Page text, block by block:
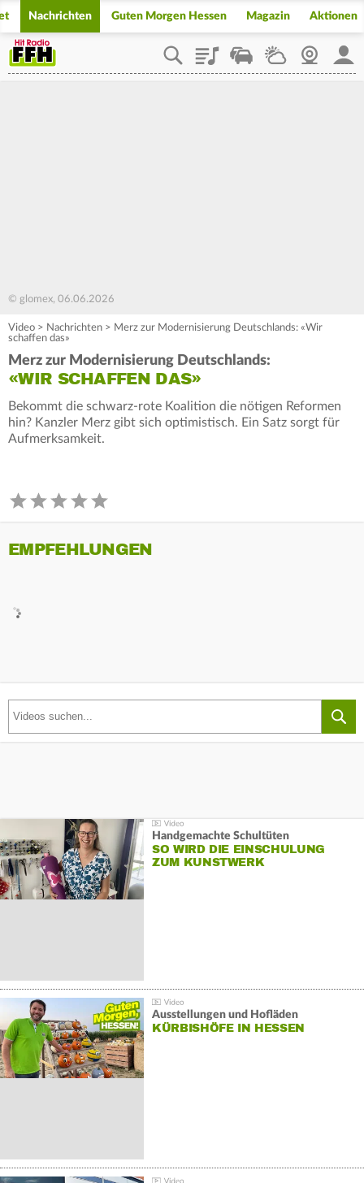
Nachrichten Guten Morgen Hessen Magazin Aktionen
PlaylistStaupilotWetterWebcam
© glomex, 06.06.2026
Video > Nachrichten > Merz zur Modernisierung Deutschlands: «Wir
schaffen das»
Merz zur Modernisierung Deutschlands:
«WIR SCHAFFEN DAS»
Bekommt die schwarz-rote Koalition die nötigen Reformen
hin? Kanzler Merz gibt sich optimistisch. Ein Satz sorgt für
Aufmerksamkeit.
EMPFEHLUNGEN
Handgemachte Schultüten
SO WIRD DIE EINSCHULUNG
ZUM KUNSTWERK
Ausstellungen und Hofläden
KÜRBISHÖFE IN HESSEN